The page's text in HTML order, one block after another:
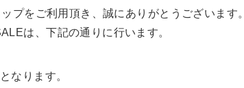
プをご利用頂き、誠にありがとうございます。
は、下記の通りに行います。
なります。